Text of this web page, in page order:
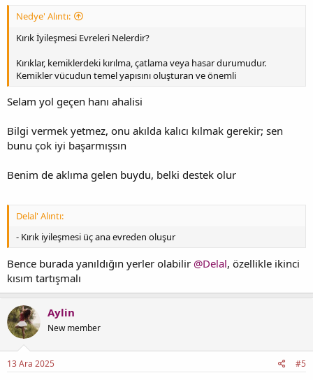
Nedye' Alıntı:
Kırık İyileşmesi Evreleri Nelerdir?
Kırıklar, kemiklerdeki kırılma, çatlama veya hasar durumudur.
Kemikler vücudun temel yapısını oluşturan ve önemli
Selam yol geçen hanı ahalisi
Bilgi vermek yetmez, onu akılda kalıcı kılmak gerekir; sen
bunu çok iyi başarmışsın
Benim de aklıma gelen buydu, belki destek olur
Delal' Alıntı:
- Kırık iyileşmesi üç ana evreden oluşur
Bence burada yanıldığın yerler olabilir @Delal, özellikle ikinci
kısım tartışmalı
Aylin
New member
13 Ara 2025 #5